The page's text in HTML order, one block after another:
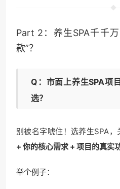
Part 2：养生SPA千千
款”？
Q：市面上养生SPA项
选？
别被名字唬住！选养生SPA，
+ 你的核心需求 + 项目的真实
举个例子：